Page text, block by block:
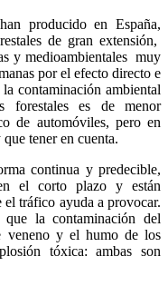
producido en España,
de gran extensión,
y medioambientales muy
por el efecto directo e
contaminación ambiental
forestales es de menor
de automóviles, pero en
tener en cuenta.
continua y predecible,
el corto plazo y están
tráfico ayuda a provocar.
la contaminación del
veneno y el humo de los
tóxica: ambas son